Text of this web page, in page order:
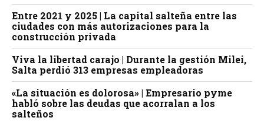
Entre 2021 y 2025 | La capital salteña entre las
ciudades con más autorizaciones para la
construcción privada
Viva la libertad carajo | Durante la gestión Milei,
Salta perdió 313 empresas empleadoras
«La situación es dolorosa» | Empresario pyme
habló sobre las deudas que acorralan a los
salteños